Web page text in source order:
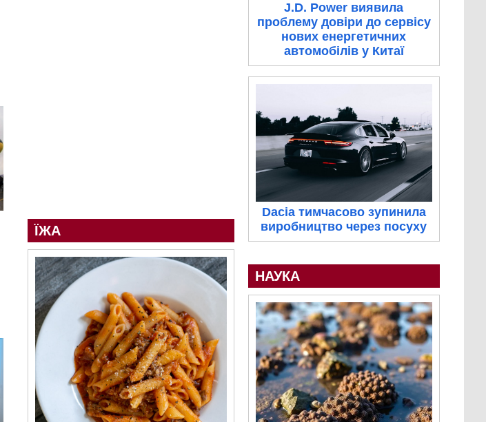
ЇЖА
J.D. Power виявила
проблему довіри до сервісу
нових енергетичних
автомобілів у Китаї
Dacia тимчасово зупинила
виробництво через посуху
НАУКА